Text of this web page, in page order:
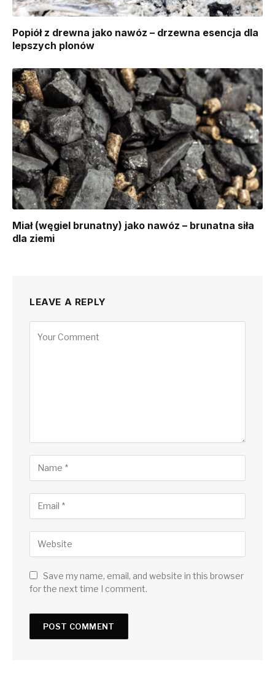
Popiół z drewna jako nawóz – drzewna esencja dla
lepszych plonów
Miał (węgiel brunatny) jako nawóz – brunatna siła
dla ziemi
LEAVE A REPLY
Save my name, email, and website in this browser
for the next time I comment.